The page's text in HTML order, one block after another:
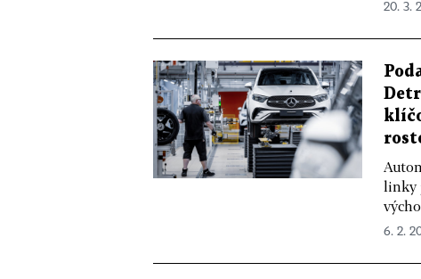
20. 3.
linky
6. 2.